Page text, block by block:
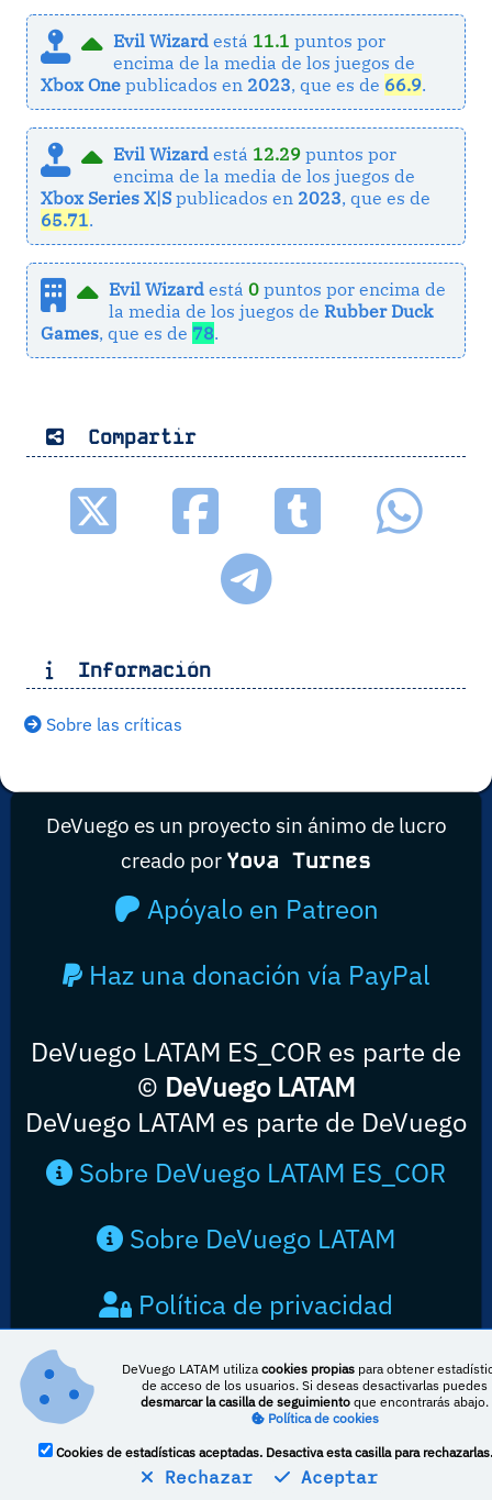
Evil Wizard está 11.1 puntos por
encima de la media de los juegos de
Xbox One publicados en 2023, que es de 66.9.
Evil Wizard está 12.29 puntos por
encima de la media de los juegos de
Xbox Series X|S publicados en 2023, que es de
65.71.
Evil Wizard está0 puntos por encima de
la media de los juegos deRubber Duck
Games, que es de 78.
Compartir
Información
Sobre las críticas
DeVuego es un proyecto sin ánimo de lucro
creado por Yova Turnes
Apóyalo en Patreon
Haz una donación vía PayPal
DeVuego LATAM ES_COR es parte de
© DeVuego LATAM
DeVuego LATAM es parte de DeVuego
Sobre DeVuego LATAM ES_COR
Sobre DeVuego LATAM
Política de privacidad
Contacto
Esta obra está bajo una licencia de Creative Commons Reconocimiento-
DeVuego LATAM utilizacookies propias para obtener
de acceso de los usuarios. Si deseas desactivarlas puedes
desmarcar la casilla de seguimiento que encontrarás abajo.
Política de cookies
Cookies de estadísticas aceptadas. Desactiva esta casilla para rechazarlas.
Rechazar Aceptar